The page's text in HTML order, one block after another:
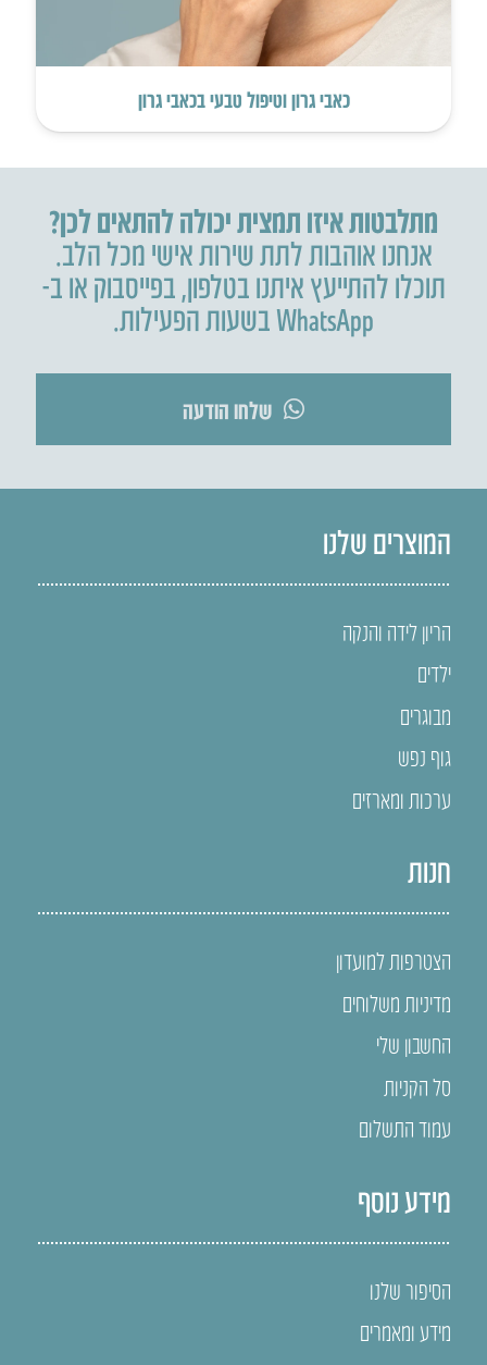
כאבי גרון וטיפול טבעי בכאבי גרון
מתלבטות איזו תמצית יכולה להתאים לכן?
אנחנו אוהבות לתת שירות אישי מכל הלב.
תוכלו להתייעץ איתנו בטלפון,בפייסבוק או ב-
WhatsApp בשעות הפעילות.
שלחו הודעה
המוצרים שלנו
הריון לידה והנקה
ילדים
מבוגרים
גוף נפש
ערכות ומארזים
חנות
הצטרפות למועדון
מדיניות משלוחים
החשבון שלי
סל הקניות
עמוד התשלום
מידע נוסף
הסיפור שלנו
מידע ומאמרים